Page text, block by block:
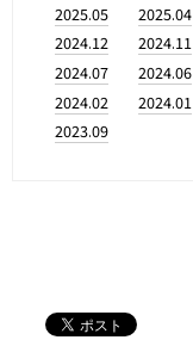
2025.05
2025.04
2024.12
2024.11
2024.07
2024.06
2024.02
2024.01
2023.09